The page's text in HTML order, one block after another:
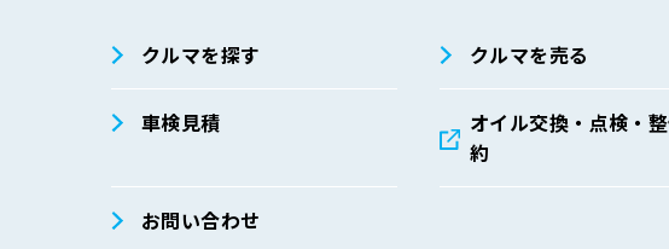
クルマを探す クルマを売る
車検見積
オイル交換・点検・
約
お問い合わせ